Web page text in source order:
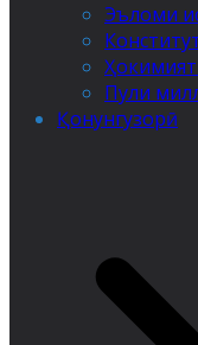
Эъломи
Пули
Қонунгузорӣ